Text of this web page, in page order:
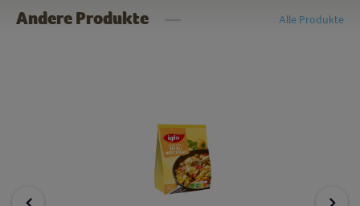
Andere Produkte Alle Produkte